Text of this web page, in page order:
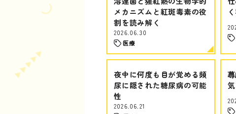
メカニズムと紅斑毒素の役
割を読み解く
2026.06.30
医療
夜中に何度も目が覚める頻
尿に隠された糖尿病の可能
性
2026.06.21